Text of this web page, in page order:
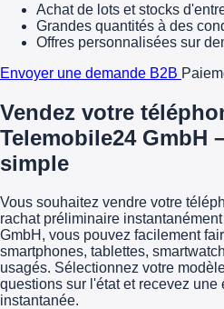
Achat de lots et stocks
Grandes quantités à des
Offres personnalisées sur
Envoyer une demande B2B
Vendez votre
Telemobile24 GmbH
simple
Vous souhaitez vendre votre
rachat préliminaire
GmbH, vous pouvez facilement
smartphones, tablettes,
usagés. Sélectionnez votre
questions sur l'état et recevez une
instantanée.